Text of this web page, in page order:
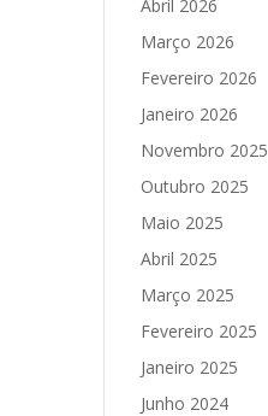
Abril 2026
Março 2026
Fevereiro 2026
Janeiro 2026
Novembro 2025
Outubro 2025
Maio 2025
Abril 2025
Março 2025
Fevereiro 2025
Janeiro 2025
Junho 2024